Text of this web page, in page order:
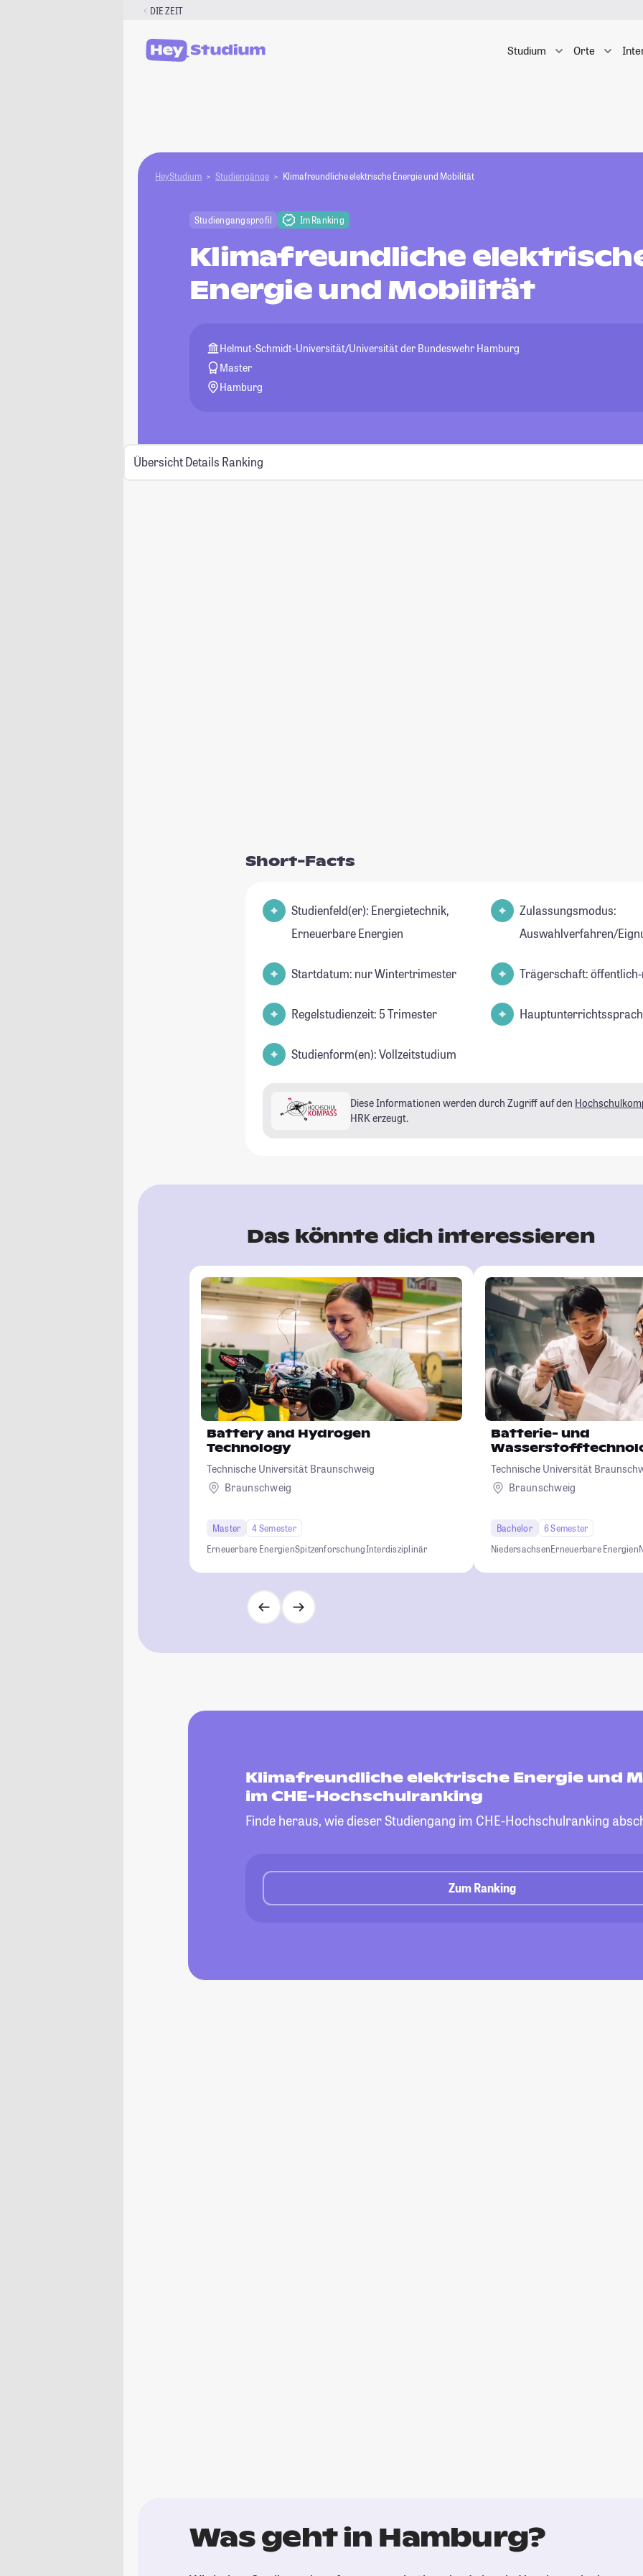
DIE ZEIT
Studium Orte
HeyStudium Studiengänge Klimafreundliche elektrische Energie und Mobilität
Studiengangsprofil Im Ranking
Klimafreundliche
Energie und Mobilität
Helmut-Schmidt-Universität/Universität der Bundeswehr Hamburg
Master
Hamburg
Übersicht Details Ranking
Short-Facts
Studienfeld(er): Energietechnik,
Erneuerbare Energien
Startdatum: nur Wintertrimester
Regelstudienzeit: 5 Trimester
Studienform(en): Vollzeitstudium
Zulassungsmodus:
Auswahlverfahren/
Trägerschaft:
Diese Informationen werden durch Zugriff auf den
HRK erzeugt.
Das könnte dich interessieren
Battery and Hydrogen
Technology
Technische Universität Braunschweig
Braunschweig
Master
4 Semester
Erneuerbare EnergienSpitzenforschungInterdisziplinär
Batterie- und
Technische Universität
Braunschweig
Bachelor
6 Semester
NiedersachsenErneuerbare Energien
Klimafreundliche elektrische Energie und
im CHE-Hochschulranking
Finde heraus, wie dieser Studiengang im CHE-Hochschulranking
Zum Ranking
Was geht in Hamburg?